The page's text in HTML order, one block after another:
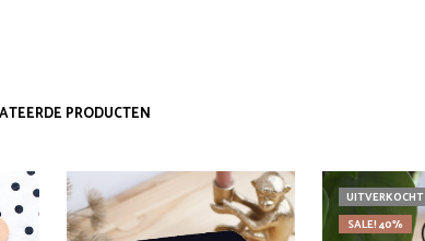
PRODUCTEN
UITVERKOCHT
SALE! 40%